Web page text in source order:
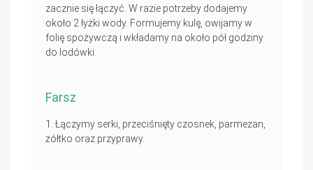
zacznie się łączyć. W razie potrzeby dodajemy
około 2 łyżki wody. Formujemy kulę, owijamy w
folię spożywczą i wkładamy na około pół godziny
do lodówki.
Farsz
Łączymy serki, przeciśnięty czosnek, parmezan,
żółtko oraz przyprawy.